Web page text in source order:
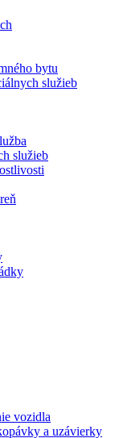
bytu
služieb
služieb
vozidla
a uzávierky